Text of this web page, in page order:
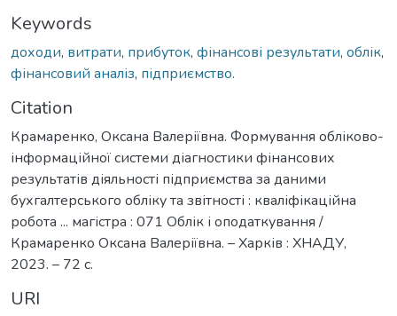
Keywords
доходи, витрати, прибуток, фінансові результати, облік,
фінансовий аналіз, підприємство.
Citation
Крамаренко, Оксана Валеріївна. Формування обліково-
інформаційної системи діагностики фінансових
результатів діяльності підприємства за даними
бухгалтерського обліку та звітності : кваліфікаційна
робота ... магістра : 071 Облік і оподаткування /
Крамаренко Оксана Валеріївна. – Харків : ХНАДУ,
2023. – 72 с.
URI